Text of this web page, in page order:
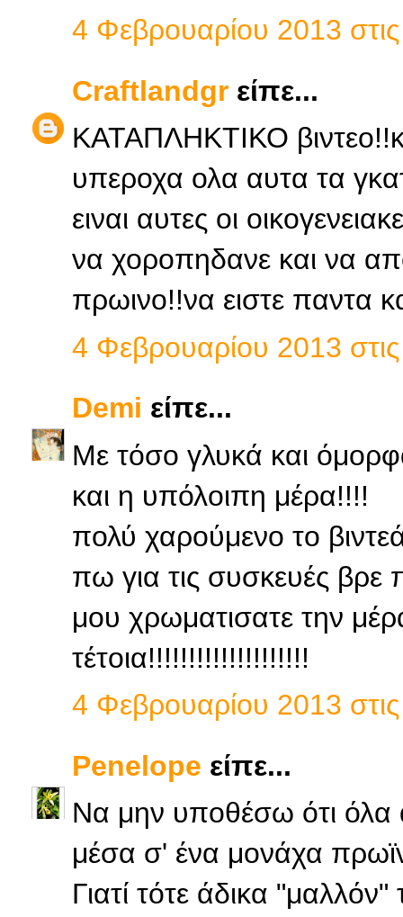
4 Φεβρουαρίου 2013
Craftlandgr είπε...
ΚΑΤΑΠΛΗΚΤΙΚΟ
υπεροχα ολα αυτα τα
ειναι αυτες οι
να χοροπηδανε και να
πρωινο!!να ειστε παντα
4 Φεβρουαρίου 2013
Demi είπε...
Με τόσο γλυκά και
και η υπόλοιπη μέρα!!!!
πολύ χαρούμενο το
πω για τις συσκευές βρε
μου χρωματισατε την
τέτοια!!!!!!!!!!!!!!!!!!!!
4 Φεβρουαρίου 2013
Penelope είπε...
Να μην υποθέσω ότι όλα
μέσα σ' ένα μονάχα
Γιατί τότε άδικα